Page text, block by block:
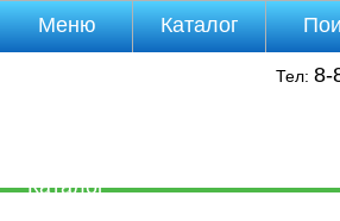
Тел: 8-
Меню
Каталог
Каталог